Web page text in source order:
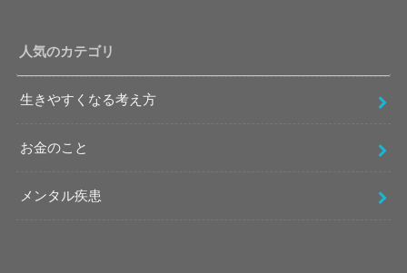
人気のカテゴリ
生きやすくなる考え方
お金のこと
メンタル疾患